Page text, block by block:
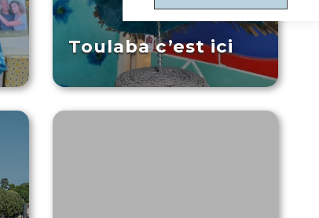
Toulaba c’est ici